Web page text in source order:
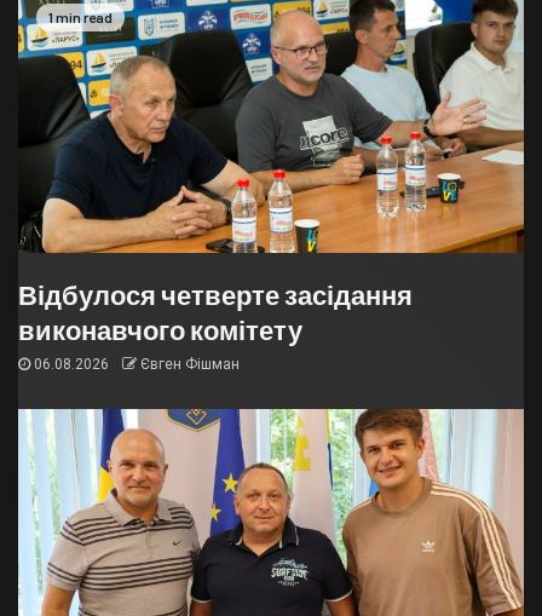
1 min read
Відбулося четверте засідання
виконавчого комітету
06.08.2026 Євген Фішман